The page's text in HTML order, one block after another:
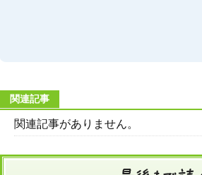
関連記事
関連記事がありません。